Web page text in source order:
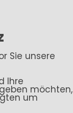
Sie unsere
Ihre
möchten,
um